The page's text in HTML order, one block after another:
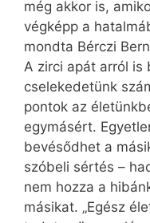
még akkor is,
végképp a
mondta Bérczi
A zirci apát arról is
cselekedetünk
pontok az
egymásért.
bevésődhet a
szóbeli sértés –
nem hozza a
másikat. „Egész